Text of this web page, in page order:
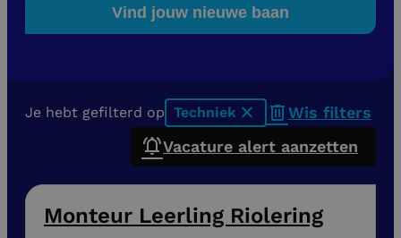
Vind jouw nieuwe baan
Je hebt gefilterd op Techniek
Wis filters
Vacature alert aanzetten
Monteur Leerling Riolering